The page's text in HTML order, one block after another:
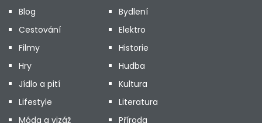
Blog
Bydlení
Cestování
Elektro
Filmy
Historie
Hry
Hudba
Jídlo a pití
Kultura
Lifestyle
Literatura
Móda a vizáž
Příroda